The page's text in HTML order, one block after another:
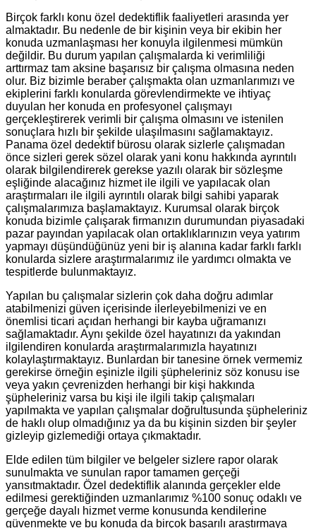
Birçok farklı konu özel dedektiflik faaliyetleri arasında yer
almaktadır. Bu nedenle de bir kişinin veya bir ekibin her
konuda uzmanlaşması her konuyla ilgilenmesi mümkün
değildir. Bu durum yapılan çalışmalarda ki verimliliği
arttırmaz tam aksine başarısız bir çalışma olmasına neden
olur. Biz bizimle beraber çalışmakta olan uzmanlarımızı ve
ekiplerini farklı konularda görevlendirmekte ve ihtiyaç
duyulan her konuda en profesyonel çalışmayı
gerçekleştirerek verimli bir çalışma olmasını ve istenilen
sonuçlara hızlı bir şekilde ulaşılmasını sağlamaktayız.
Panama özel dedektif bürosu olarak sizlerle çalışmadan
önce sizleri gerek sözel olarak yani konu hakkında ayrıntılı
olarak bilgilendirerek gerekse yazılı olarak bir sözleşme
eşliğinde alacağınız hizmet ile ilgili ve yapılacak olan
araştırmaları ile ilgili ayrıntılı olarak bilgi sahibi yaparak
çalışmalarımıza başlamaktayız. Kurumsal olarak birçok
konuda bizimle çalışarak firmanızın durumundan piyasadaki
pazar payından yapılacak olan ortaklıklarınızın veya yatırım
yapmayı düşündüğünüz yeni bir iş alanına kadar farklı farklı
konularda sizlere araştırmalarımız ile yardımcı olmakta ve
tespitlerde bulunmaktayız.
Yapılan bu çalışmalar sizlerin çok daha doğru adımlar
atabilmenizi güven içerisinde ilerleyebilmenizi ve en
önemlisi ticari açıdan herhangi bir kayba uğramanızı
sağlamaktadır. Aynı şekilde özel hayatınızı da yakından
ilgilendiren konularda araştırmalarımızla hayatınızı
kolaylaştırmaktayız. Bunlardan bir tanesine örnek vermemiz
gerekirse örneğin eşinizle ilgili şüpheleriniz söz konusu ise
veya yakın çevrenizden herhangi bir kişi hakkında
şüpheleriniz varsa bu kişi ile ilgili takip çalışmaları
yapılmakta ve yapılan çalışmalar doğrultusunda şüpheleriniz
de haklı olup olmadığınız ya da bu kişinin sizden bir şeyler
gizleyip gizlemediği ortaya çıkmaktadır.
Elde edilen tüm bilgiler ve belgeler sizlere rapor olarak
sunulmakta ve sunulan rapor tamamen gerçeği
yansıtmaktadır. Özel dedektiflik alanında gerçekler elde
edilmesi gerektiğinden uzmanlarımız %100 sonuç odaklı ve
gerçeğe dayalı hizmet verme konusunda kendilerine
güvenmekte ve bu konuda da birçok başarılı araştırmaya